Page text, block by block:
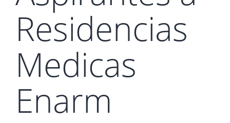
Residencias
Medicas
Enarm